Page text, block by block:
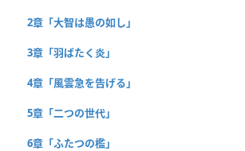
2章「大智は愚の如し」
3章「羽ばたく炎」
4章「風雲急を告げる」
5章「二つの世代」
6章「ふたつの檻」